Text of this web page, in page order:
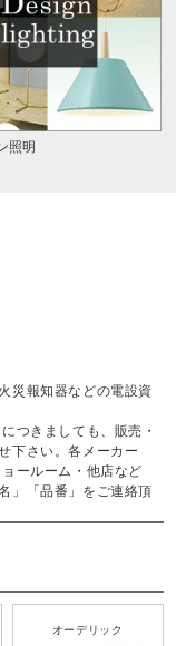
照明
災報知器などの電設資
つきましても、販売・
下さい。各メーカー
ールーム・他店など
」「品番」をご連絡頂
オーデリック